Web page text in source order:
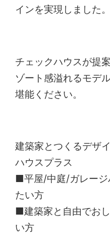
インを実現しました。
チェックハウスが提
ゾート感溢れるモデ
堪能ください。
建築家とつくるデザ
ハウスプラス
■平屋/中庭/ガレージ
たい方
■建築家と自由でお
い方